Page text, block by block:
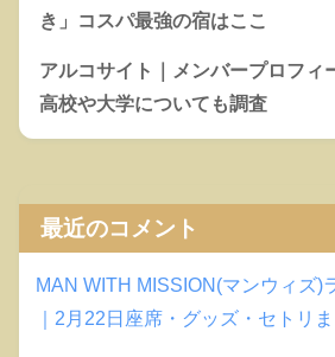
き」コスパ最強の宿はここ
アルコサイト｜メンバープロフィ
高校や大学についても調査
最近のコメント
MAN WITH MISSION(マンウィズ)
｜2月22日座席・グッズ・セトリ